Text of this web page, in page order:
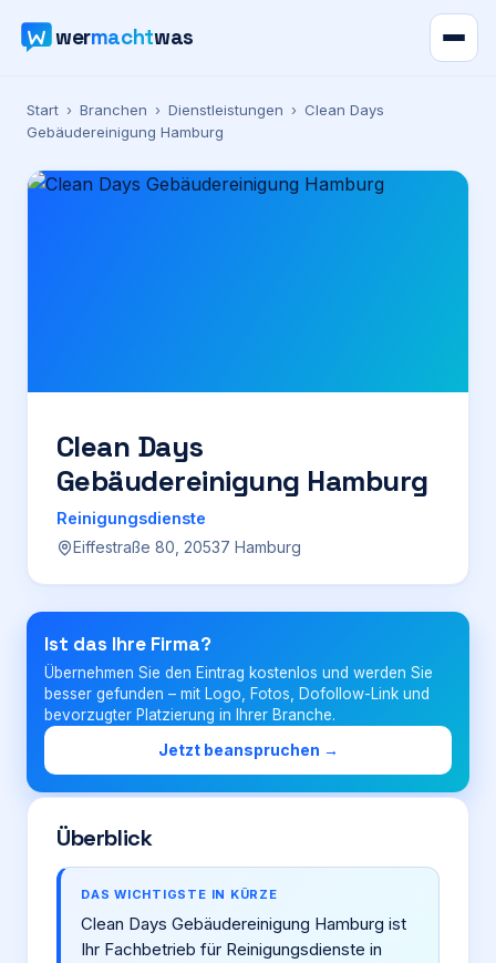
wermachtwas
Verzeichnis
Karte
Für Firmen
Login
Start › Branchen › Dienstleistungen › Clean Days
Gebäudereinigung Hamburg
Clean Days
Gebäudereinigung Hamburg
Reinigungsdienste
Eiffestraße 80, 20537 Hamburg
Ist das Ihre Firma?
Übernehmen Sie den Eintrag kostenlos und werden Sie
besser gefunden – mit Logo, Fotos, Dofollow-Link und
bevorzugter Platzierung in Ihrer Branche.
Jetzt beanspruchen →
Überblick
DAS WICHTIGSTE IN KÜRZE
Clean Days Gebäudereinigung Hamburg ist
Ihr Fachbetrieb für Reinigungsdienste in